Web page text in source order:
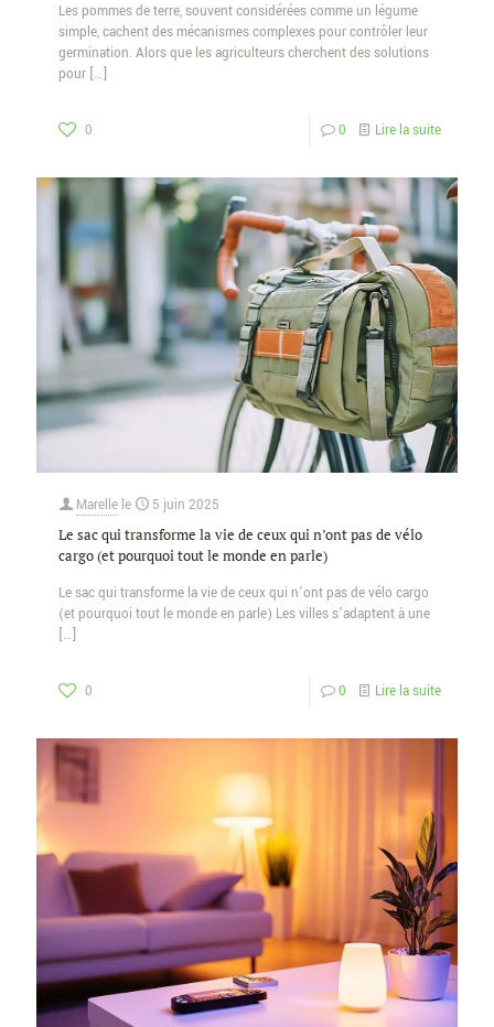
Les pommes de terre, souvent considérées comme un légume
simple, cachent des mécanismes complexes pour contrôler leur
germination. Alors que les agriculteurs cherchent des solutions
pour […]
0 0 Lire la suite
Marelle le 5 juin 2025
Le sac qui transforme la vie de ceux qui n’ont pas de vélo
cargo (et pourquoi tout le monde en parle)
Le sac qui transforme la vie de ceux qui n’ont pas de vélo cargo
(et pourquoi tout le monde en parle) Les villes s’adaptent à une
[…]
0 0 Lire la suite